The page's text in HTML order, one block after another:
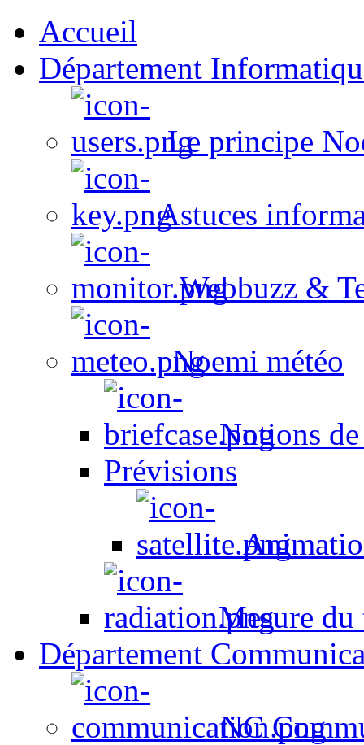
Accueil
Département
Le principe
Astuces
Webbuzz &
Noemi météo
Notions
Prévisions
Mesure du
Département
NC